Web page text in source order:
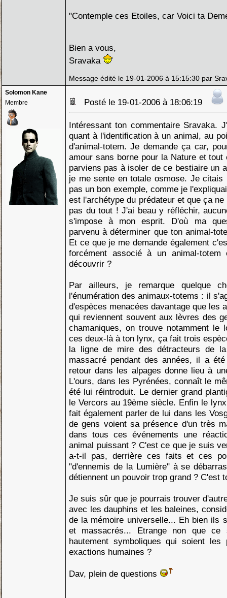
"Contemple ces Etoiles, car Voici ta
Bien a vous,
Sravaka
Message édité le 19-01-2006 à 15:15:30 par
Solomon Kane
Membre
Posté le 19-01-2006 à 18:06:19
Intéressant ton commentaire Sravaka.
quant à l'identification à un animal, au
d'animal-totem. Je demande ça car,
amour sans borne pour la Nature et
parviens pas à isoler de ce bestiaire un
je me sente en totale osmose. Je
pas un bon exemple, comme je
est l'archétype du prédateur et que ça
pas du tout ! J'ai beau y réfléchir,
s'impose à mon esprit. D'où ma
parvenu à déterminer que ton animal-
Et ce que je me demande également
forcément associé à un animal-
découvrir ?
Par ailleurs, je remarque quelque
l'énumération des animaux-totems : il
d'espèces menacées davantage que les
qui reviennent souvent aux lèvres des
chamaniques, on trouve notamment le
ces deux-là à ton lynx, ça fait trois
la ligne de mire des détracteurs de
massacré pendant des années, il a
retour dans les alpages donne lieu à
L'ours, dans les Pyrénées, connaît le
été lui réintroduit. Le dernier grand
le Vercors au 19ème siècle. Enfin le
fait également parler de lui dans les
de gens voient sa présence d'un très
dans tous ces événements une
animal puissant ? C'est ce que je suis
a-t-il pas, derrière ces faits et ces
"d'ennemis de la Lumière" à se
détiennent un pouvoir trop grand ? C'est
Je suis sûr que je pourrais trouver
avec les dauphins et les baleines,
de la mémoire universelle... Eh bien ils
et massacrés... Etrange non que ce
hautement symboliques qui soient les
exactions humaines ?
Dav, plein de questions